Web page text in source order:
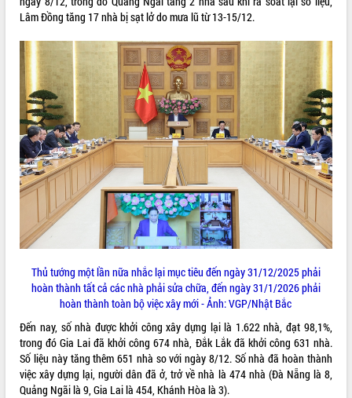
VIDEO
Lâm Đồng tăng 17 nhà bị sạt lở do mưa lũ từ 13-15/12.
Thủ tướng một lần nữa nhắc lại mục tiêu đến ngày 31/12/2025 phải
hoàn thành tất cả các nhà phải sửa chữa, đến ngày 31/1/2026 phải
hoàn thành toàn bộ việc xây mới - Ảnh: VGP/Nhật Bắc
Đến nay, số nhà được khởi công xây dựng lại là 1.622 nhà, đạt 98,1%,
trong đó Gia Lai đã khởi công 674 nhà, Đắk Lắk đã khởi công 631 nhà.
Số liệu này tăng thêm 651 nhà so với ngày 8/12. Số nhà đã hoàn thành
việc xây dựng lại, người dân đã ở, trở về nhà là 474 nhà (Đà Nẵng là 8,
Quảng Ngãi là 9, Gia Lai là 454, Khánh Hòa là 3).